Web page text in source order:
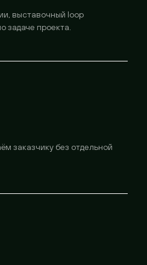
выставочный loop
задаче проекта.
заказчику без отдельной